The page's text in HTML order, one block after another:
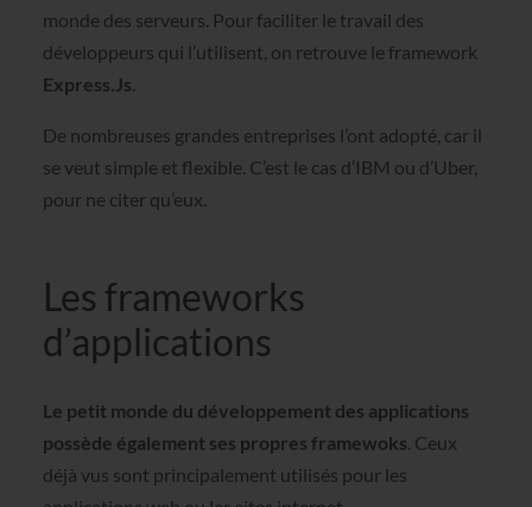
monde des serveurs. Pour faciliter le travail des
développeurs qui l’utilisent, on retrouve le framework
Express.Js
De nombreuses grandes entreprises l’ont adopté, car il
se veut simple et flexible. C’est le cas d’IBM ou d’Uber,
pour ne citer qu’eux.
Les frameworks
d’applications
Le petit monde du développement des applications
possède également ses propres framewoks . Ceux
déjà vus sont principalement utilisés pour les